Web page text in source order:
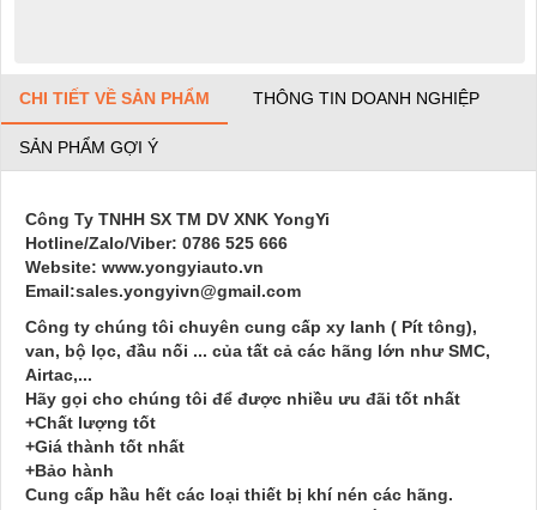
CHI TIẾT VỀ SẢN PHẨM THÔNG TIN DOANH NGHIỆP
SẢN PHẨM GỢI Ý
Công Ty TNHH SX TM DV XNK YongYi
Hotline/Zalo/Viber: 0786 525 666
Website: www.yongyiauto.vn
Email:sales.yongyivn@gmail.com
Công ty chúng tôi chuyên cung cấp xy lanh ( Pít tông),
van, bộ lọc, đầu nối ... của tất cả các hãng lớn như SMC,
Airtac,...
Hãy gọi cho chúng tôi để được nhiều ưu đãi tốt nhất
+Chất lượng tốt
+Giá thành tốt nhất
+Bảo hành
Cung cấp hầu hết các loại thiết bị khí nén các hãng.